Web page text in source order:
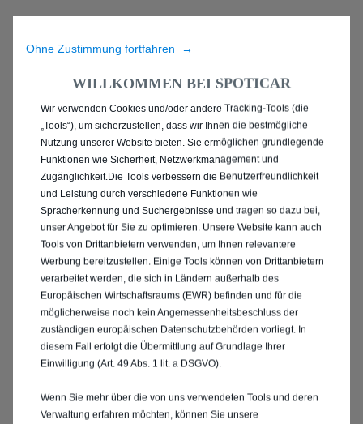
ENTDECKEN SIE ALLE
GEBRAUCHTWAGEN IN
BREMERHAVEN
Ohne Zustimmung fortfahren →
WILLKOMMEN BEI SPOTICAR
Wir verwenden Cookies und/oder andere Tracking-Tools (die
„Tools“), um sicherzustellen, dass wir Ihnen die bestmögliche
Nutzung unserer Website bieten. Sie ermöglichen grundlegende
Funktionen wie Sicherheit, Netzwerkmanagement und
Zugänglichkeit.Die Tools verbessern die Benutzerfreundlichkeit
und Leistung durch verschiedene Funktionen wie
Spracherkennung und Suchergebnisse und tragen so dazu bei,
unser Angebot für Sie zu optimieren. Unsere Website kann auch
Tools von Drittanbietern verwenden, um Ihnen relevantere
Werbung bereitzustellen. Einige Tools können von Drittanbietern
verarbeitet werden, die sich in Ländern außerhalb des
Europäischen Wirtschaftsraums (EWR) befinden und für die
möglicherweise noch kein Angemessenheitsbeschluss der
zuständigen europäischen Datenschutzbehörden vorliegt. In
diesem Fall erfolgt die Übermittlung auf Grundlage Ihrer
Einwilligung (Art. 49 Abs. 1 lit. a DSGVO).
Wenn Sie mehr über die von uns verwendeten Tools und deren
Verwaltung erfahren möchten, können Sie unsere